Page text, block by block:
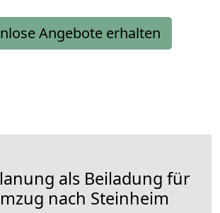
Angebote erhalten
als Beiladung für
nach Steinheim